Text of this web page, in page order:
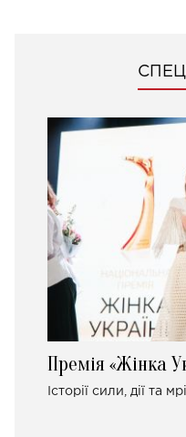
Премія «Жінка
Історії сили, дії та